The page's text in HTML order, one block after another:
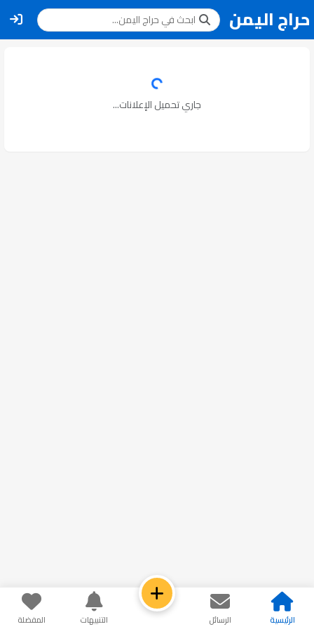
حراج اليمن
جاري تحميل الإعلانات...
الرئيسية الرسائل التنبيهات المفضلة